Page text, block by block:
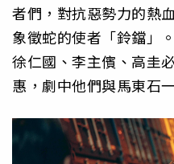
者們，對抗惡勢力的熱
象徵蛇的使者「鈴鐺」
徐仁國、李主儐、高圭
惠，劇中他們與馬東石